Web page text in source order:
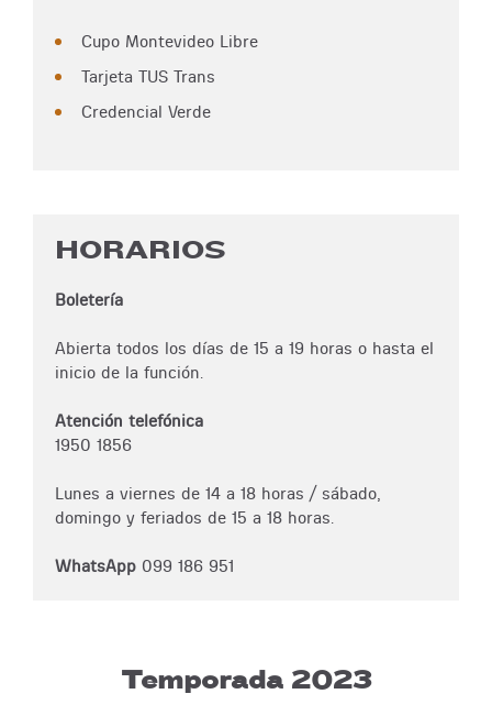
Cupo Montevideo Libre
Tarjeta TUS Trans
Credencial Verde
HORARIOS
Boletería
Abierta todos los días de 15 a 19 horas o hasta el
inicio de la función.
Atención telefónica
1950 1856
Lunes a viernes de 14 a 18 horas / sábado,
domingo y feriados de 15 a 18 horas.
WhatsApp 099 186 951
Temporada 2023